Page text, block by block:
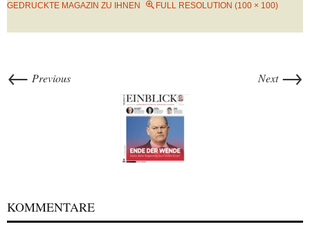
GEDRUCKTE MAGAZIN ZU IHNEN
FULL RESOLUTION (100 × 100)
← Previous Next →
KOMMENTARE